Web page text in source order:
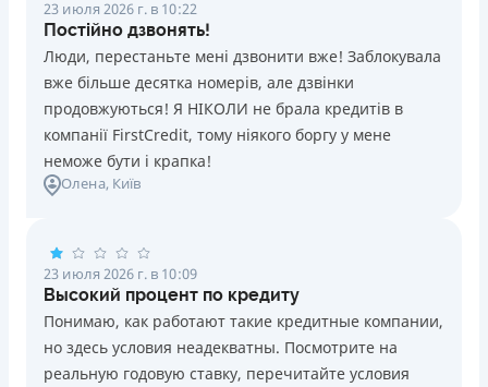
23 июля 2026 г. в 10:22
Постійно дзвонять!
Люди, перестаньте мені дзвонити вже! Заблокувала
вже більше десятка номерів, але дзвінки
продовжуються! Я НІКОЛИ не брала кредитів в
компанії FirstCredit, тому ніякого боргу у мене
неможе бути і крапка!
Олена, Київ
23 июля 2026 г. в 10:09
Высокий процент по кредиту
Понимаю, как работают такие кредитные компании,
но здесь условия неадекватны. Посмотрите на
реальную годовую ставку, перечитайте условия